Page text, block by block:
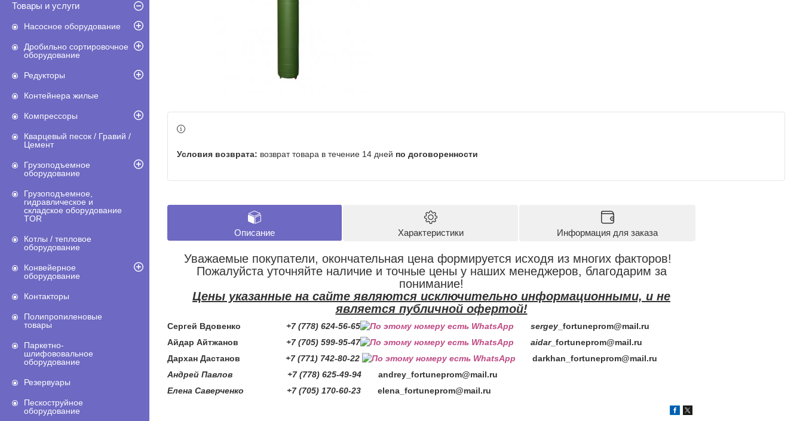
Товары и услуги
Насосное оборудование
Дробильно сортировочное
оборудование
Редукторы
Контейнера жилые
Компрессоры
Кварцевый песок / Гравий /
Цемент
Грузоподъемное
оборудование
Грузоподъемное,
гидравлическое и
складское оборудование
TOR
Котлы / тепловое
оборудование
Конвейерное
оборудование
Контакторы
Полипропиленовые
товары
Паркетно-
шлифововальное
оборудование
Резервуары
Пескоструйное
оборудование
возврат товара в течение 14 дней по договоренности
Описание Характеристики Информация для заказа
Уважаемые покупатели, окончательная цена формируется исходя из многих факторов!
Пожалуйста уточняйте наличие и точные цены у наших менеджеров, благодарим за
понимание!
Цены указанные на сайте являются исключительно информационными, и не
является публичной офертой!
Сергей Вдовенко +7 (778) 624-56-65 sergey _fortuneprom@mail.ru
Айдар Айтжанов
+7 (705) 599-95-47 aidar_fortuneprom@mail.ru
Дархан Дастанов +7 (771) 742-80-22 darkhan _fortuneprom@mail.ru
Андрей Павлов +7 (778) 625-49-94
andrey_fortuneprom@mail.ru
Елена Саверченко +7 (705) 170-60-23
elena_fortuneprom@mail.ru